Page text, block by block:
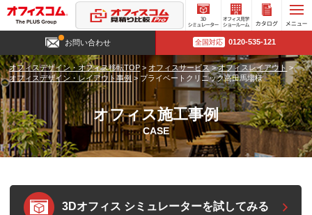
3D
シミュ
レータ
ー
オフィ
ス見学
ショー
ルーム
お問い合わせ 全国対応 0120-535-121
オフィスデザイン・オフィス移転TOP > オフィスサービス>オフィスレイアウト >
オフィスデザイン・レイアウト事例 > プライベートクリニック高田馬場様
オフィス施工事例
CASE
3Dオフィス シミュレーターを試してみる